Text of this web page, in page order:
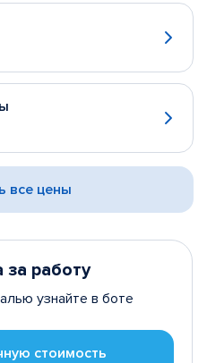
все цены
за работу
узнайте в боте
стоимость